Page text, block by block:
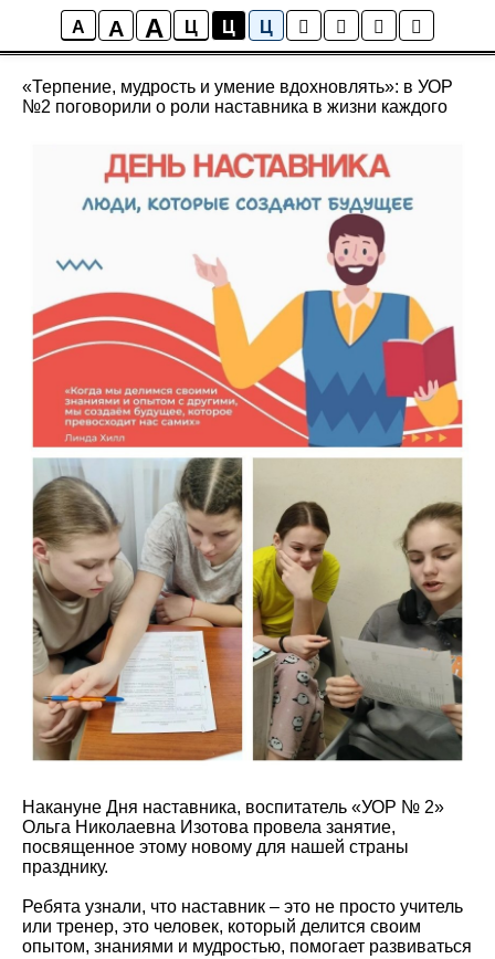
A A A Ц Ц Ц
Новости
«Терпение, мудрость и умение вдохновлять»: в УОР
№2 поговорили о роли наставника в жизни каждого
Накануне Дня наставника, воспитатель «УОР № 2»
Ольга Николаевна Изотова провела занятие,
посвященное этому новому для нашей страны
празднику.
Ребята узнали, что наставник – это не просто учитель
или тренер, это человек, который делится своим
опытом, знаниями и мудростью, помогает развиваться